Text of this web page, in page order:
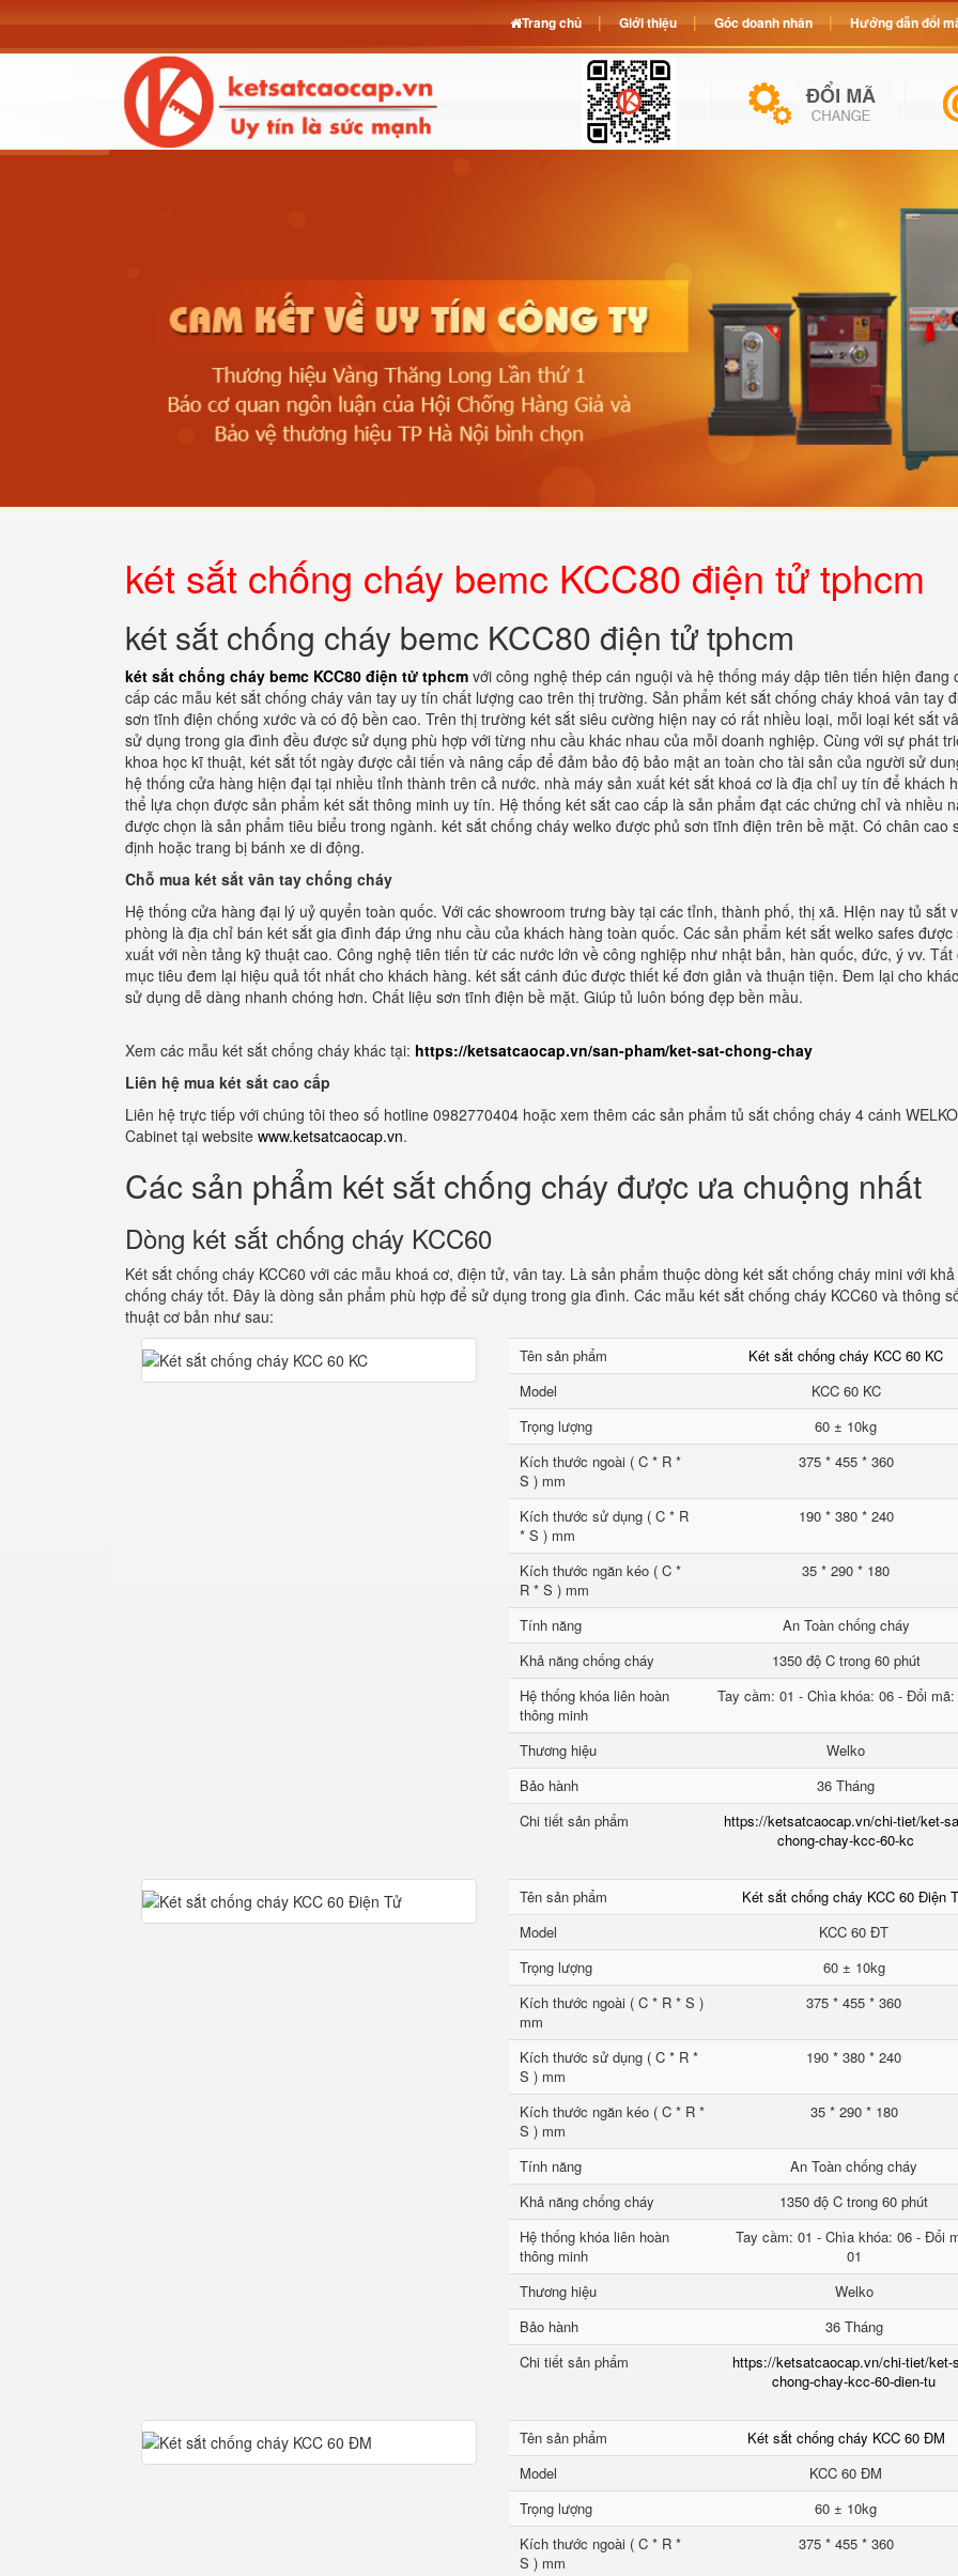
két sắt chống cháy bemc KCC80 điện tử tphcm
két sắt chống cháy bemc KCC80 điện tử tphcm
két sắt chống cháy bemc KCC80 điện tử tphcm với công nghệ thép cán nguội và hệ thống máy dập tiên tiến hiện đang
cấp các mẫu két sắt chống cháy vân tay uy tín chất lượng cao trên thị trường. Sản phẩm két sắt chống cháy khoá vân tay
sơn tĩnh điện chống xước và có độ bền cao. Trên thị trường két sắt siêu cường hiện nay có rất nhiều loại, mỗi loại két sắt
sử dụng trong gia đình đều được sử dụng phù hợp với từng nhu cầu khác nhau của mỗi doanh nghiệp. Cùng với sự phát
khoa học kĩ thuật, két sắt tốt ngày được cải tiến và nâng cấp để đảm bảo độ bảo mật an toàn cho tài sản của người sử
hệ thống cửa hàng hiện đại tại nhiều tỉnh thành trên cả nước. nhà máy sản xuất két sắt khoá cơ là địa chỉ uy tín để khách
thể lựa chọn được sản phẩm két sắt thông minh uy tín. Hệ thống két sắt cao cấp là sản phẩm đạt các chứng chỉ và nhiều
được chọn là sản phẩm tiêu biểu trong ngành. két sắt chống cháy welko được phủ sơn tĩnh điện trên bề mặt. Có chân cao
định hoặc trang bị bánh xe di động.
Chỗ mua két sắt vân tay chống cháy
Hệ thống cửa hàng đại lý uỷ quyển toàn quốc. Với các showroom trưng bày tại các tỉnh, thành phố, thị xã. HIện nay tủ sắt
phòng là địa chỉ bán két sắt gia đình đáp ứng nhu cầu của khách hàng toàn quốc. Các sản phẩm két sắt welko safes được
xuất với nền tảng kỹ thuật cao. Công nghệ tiên tiến từ các nước lớn về công nghiệp như nhật bản, hàn quốc, đức, ý vv. Tất
mục tiêu đem lại hiệu quả tốt nhất cho khách hàng. két sắt cánh đúc được thiết kế đơn giản và thuận tiện. Đem lại cho
sử dụng dễ dàng nhanh chóng hơn. Chất liệu sơn tĩnh điện bề mặt. Giúp tủ luôn bóng đẹp bền mầu.
Xem các mẫu két sắt chống cháy khác tại: https://ketsatcaocap.vn/san-pham/ket-sat-chong-chay
Liên hệ mua két sắt cao cấp
Liên hệ trực tiếp với chúng tôi theo số hotline 0982770404 hoặc xem thêm các sản phẩm tủ sắt chống cháy 4 cánh
Cabinet tại website www.ketsatcaocap.vn.
Các sản phẩm két sắt chống cháy được ưa chuộng nhất
Dòng két sắt chống cháy KCC60
Két sắt chống cháy KCC60 với các mẫu khoá cơ, điện tử, vân tay. Là sản phẩm thuộc dòng két sắt chống cháy mini với
chống cháy tốt. Đây là dòng sản phẩm phù hợp để sử dụng trong gia đình. Các mẫu két sắt chống cháy KCC60 và thông
thuật cơ bản như sau:
Tên sản phẩm
Két sắt chống cháy KCC 60 KC
Model
KCC 60 KC
Trọng lượng
60 ± 10kg
Kích thước ngoài ( C * R *
S ) mm
375 * 455 * 360
Kích thước sử dụng ( C * R
* S ) mm
190 * 380 * 240
Kích thước ngăn kéo ( C *
R * S ) mm
35 * 290 * 180
Tính năng
An Toàn chống cháy
Khả năng chống cháy
1350 độ C trong 60 phút
Hệ thống khóa liên hoàn
thông minh
Tay cầm: 01 - Chìa khóa: 06 - Đổi
Thương hiệu
Welko
Bảo hành
36 Tháng
Chi tiết sản phẩm
https://ketsatcaocap.vn/chi-tiet/ket-
chong-chay-kcc-60-kc
Tên sản phẩm
Két sắt chống cháy KCC 60 Điện
Model
KCC 60 ĐT
Trọng lượng
60 ± 10kg
Kích thước ngoài ( C * R * S )
mm
375 * 455 * 360
Kích thước sử dụng ( C * R *
S ) mm
190 * 380 * 240
Kích thước ngăn kéo ( C * R *
S ) mm
35 * 290 * 180
Tính năng
An Toàn chống cháy
Khả năng chống cháy
1350 độ C trong 60 phút
Hệ thống khóa liên hoàn
thông minh
Tay cầm: 01 - Chìa khóa: 06 - Đổi
01
Thương hiệu
Welko
Bảo hành
36 Tháng
Chi tiết sản phẩm
https://ketsatcaocap.vn/chi-tiet/ket-
chong-chay-kcc-60-dien-tu
Tên sản phẩm
Két sắt chống cháy KCC 60 ĐM
Model
KCC 60 ĐM
Trọng lượng
60 ± 10kg
Kích thước ngoài ( C * R *
S ) mm
375 * 455 * 360
Trang chủ Giới thiệu Góc doanh nhân Hướng dẫn đổi